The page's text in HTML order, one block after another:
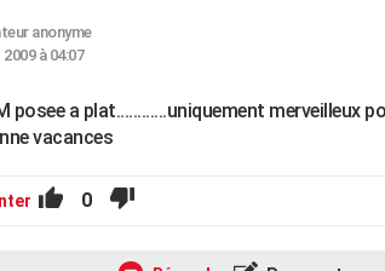
anonyme
2009 à 04:07
posee a plat............uniquement merveilleux
vacances
0